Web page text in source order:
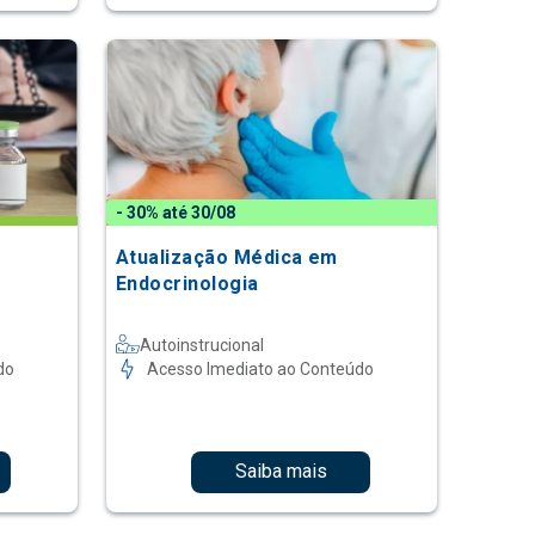
- 30% até 30/08
Atualização Médica em
Endocrinologia
Autoinstrucional
Acesso Imediato ao Conteúdo
Saiba mais